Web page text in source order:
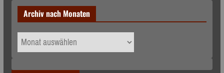
Archiv nach Monaten
Archiv
nach